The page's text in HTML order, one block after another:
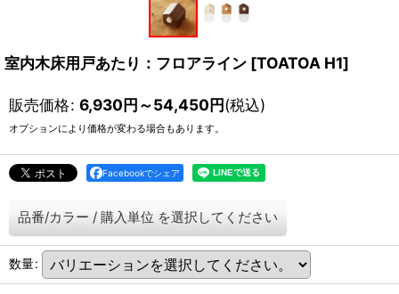
室内木床用戸あたり：フロアライン [TOATOA H1]
販売価格: 6,930円～54,450円(税込)
オプションにより価格が変わる場合もあります。
Facebookでシェア
品番/カラー / 購入単位 を選択してください
数量: